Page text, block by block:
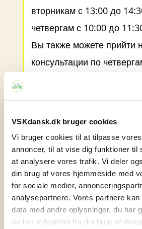
VSKdansk.dk bruger cookies
Vi bruger cookies til at tilpasse
annoncer, til at vise dig funktioner til
at analysere vores trafik. Vi deler
din brug af vores hjemmeside med
for sociale medier,
analysepartnere. Vores partnere
data med andre oplysninger, du har
de har indsamlet fra din brug af
вторникам с 13:00 до
четвергам с 10:00 до
Вы также можете прийти
консультации по
начать обучение в школе,
необходимо записаться
сайте школы: https://
Жду Вас!
Карен Лофт
Электронная почта: